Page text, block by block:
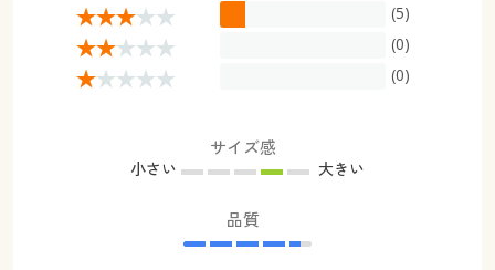
(5)
(0)
(0)
サイズ感
小さい 大きい
品質